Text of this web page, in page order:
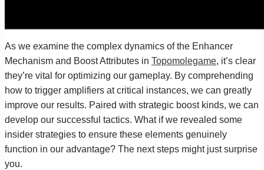
As we examine the complex dynamics of the Enhancer
Mechanism and Boost Attributes in Topomolegame, it’s clear
they’re vital for optimizing our gameplay. By comprehending
how to trigger amplifiers at critical instances, we can greatly
improve our results. Paired with strategic boost kinds, we can
develop our successful tactics. What if we revealed some
insider strategies to ensure these elements genuinely
function in our advantage? The next steps might just surprise
you.